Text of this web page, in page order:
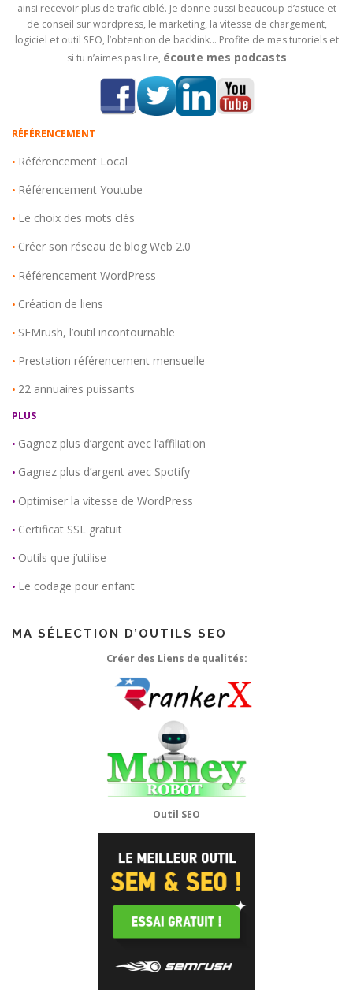
ainsi recevoir plus de trafic ciblé. Je donne aussi beaucoup d’astuce et
de conseil sur wordpress, le marketing, la vitesse de chargement,
logiciel et outil SEO, l’obtention de backlink… Profite de mes tutoriels et
si tu n’aimes pas lire, écoute mes podcasts
RÉFÉRENCEMENT
• Référencement Local
• Référencement Youtube
• Le choix des mots clés
• Créer son réseau de blog Web 2.0
• Référencement WordPress
• Création de liens
• SEMrush, l’outil incontournable
• Prestation référencement mensuelle
• 22 annuaires puissants
PLUS
• Gagnez plus d’argent avec l’affiliation
• Gagnez plus d’argent avec Spotify
• Optimiser la vitesse de WordPress
• Certificat SSL gratuit
• Outils que j’utilise
• Le codage pour enfant
MA SÉLECTION D’OUTILS SEO
Créer des Liens de qualités:
Outil SEO